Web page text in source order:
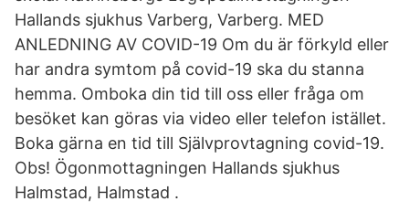
Hallands sjukhus Varberg, Varberg. MED
ANLEDNING AV COVID-19 Om du är förkyld eller
har andra symtom på covid-19 ska du stanna
hemma. Omboka din tid till oss eller fråga om
besöket kan göras via video eller telefon istället.
Boka gärna en tid till Självprovtagning covid-19.
Obs! Ögonmottagningen Hallands sjukhus
Halmstad, Halmstad .